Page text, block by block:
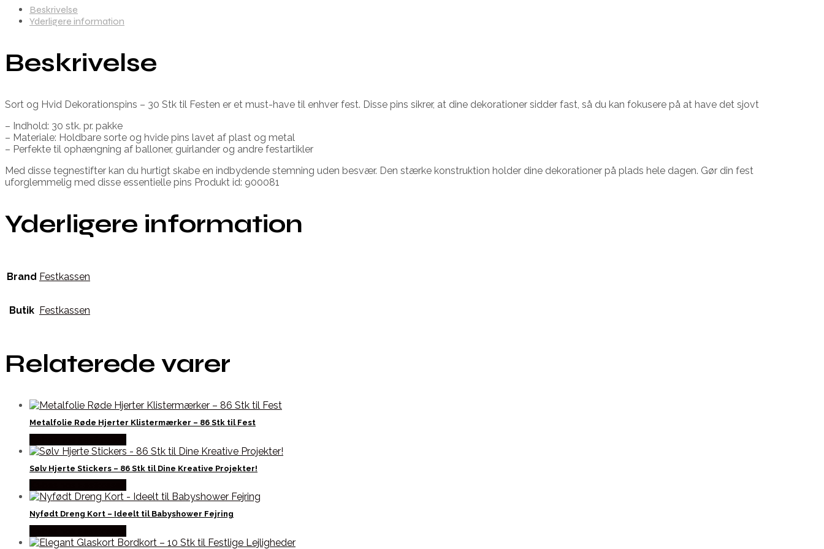
Beskrivelse
Yderligere information
Beskrivelse
Sort og Hvid Dekorationspins – 30 Stk til Festen er et must-have til enhver fest. Disse pins sikrer, at dine dekorationer sidder fast, så du kan fokusere på at have det sjovt
– Indhold: 30 stk. pr. pakke
– Materiale: Holdbare sorte og hvide pins lavet af plast og metal
– Perfekte til ophængning af balloner, guirlander og andre festartikler
Med disse tegnestifter kan du hurtigt skabe en indbydende stemning uden besvær. Den stærke konstruktion holder dine dekorationer på plads hele dagen. Gør din fest
uforglemmelig med disse essentielle pins Produkt id: 900081
Yderligere information
Brand Festkassen
Butik Festkassen
Relaterede varer
Metalfolie Røde Hjerter Klistermærker – 86 Stk til Fest
Sølv Hjerte Stickers – 86 Stk til Dine Kreative Projekter!
Nyfødt Dreng Kort – Ideelt til Babyshower Fejring